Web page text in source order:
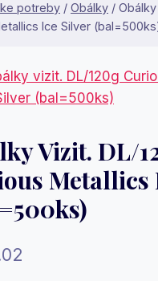
potreby / Obálky /
Ice Silver
Vizit. DL/
Metallics